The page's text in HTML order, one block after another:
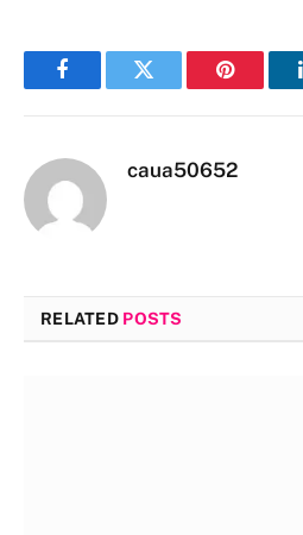
FacebookTwitter Pinterest
caua50652
RELATED POSTS